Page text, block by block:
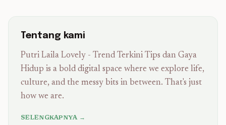
Tentang kami
Putri Laila Lovely - Trend Terkini Tips dan Gaya
Hidup is a bold digital space where we explore life,
culture, and the messy bits in between. That's just
how we are.
SELENGKAPNYA →